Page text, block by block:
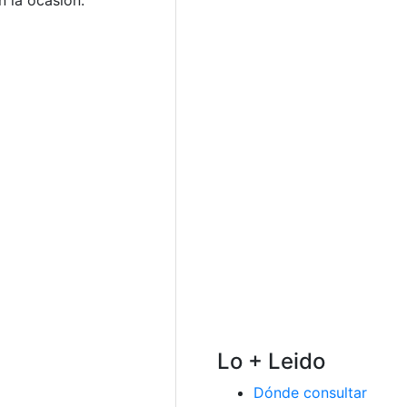
Lo + Leido
Dónde consultar